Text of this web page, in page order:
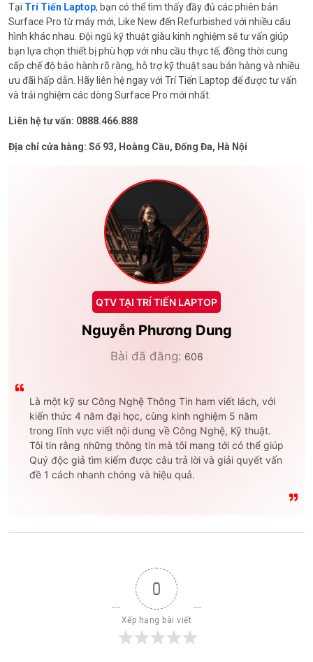
Tại Trí Tiến Laptop, bạn có thể tìm thấy đầy đủ các phiên bản
Surface Pro từ máy mới, Like New đến Refurbished với nhiều cấu
hình khác nhau. Đội ngũ kỹ thuật giàu kinh nghiệm sẽ tư vấn giúp
bạn lựa chọn thiết bị phù hợp với nhu cầu thực tế, đồng thời cung
cấp chế độ bảo hành rõ ràng, hỗ trợ kỹ thuật sau bán hàng và nhiều
ưu đãi hấp dẫn. Hãy liên hệ ngay với Trí Tiến Laptop để được tư vấn
và trải nghiệm các dòng Surface Pro mới nhất.
Liên hệ tư vấn: 0888.466.888
Địa chỉ cửa hàng: Số 93, Hoàng Cầu, Đống Đa, Hà Nội
QTV TẠI TRÍ TIẾN LAPTOP
Nguyễn Phương Dung
Bài đã đăng: 606
Là một kỹ sư Công Nghệ Thông Tin ham viết lách, với
kiến thức 4 năm đại học, cùng kinh nghiệm 5 năm
trong lĩnh vực viết nội dung về Công Nghệ, Kỹ thuật.
Tôi tin rằng những thông tin mà tôi mang tới có thể giúp
Quý độc giả tìm kiếm được câu trả lời và giải quyết vấn
đề 1 cách nhanh chóng và hiệu quả.
0
Xếp hạng bài viết